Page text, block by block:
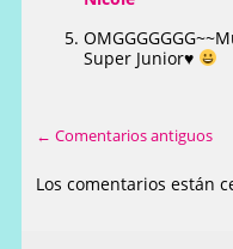
Super Junior♥
← Comentarios antiguos
Los comentarios están